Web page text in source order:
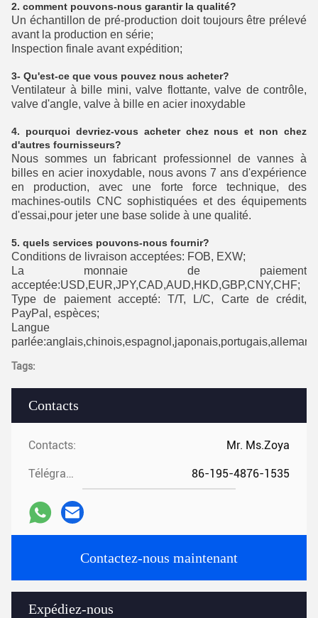
Contacts
Contacts: Mr. Ms.Zoya
Télégramme: 86-195-4876-1535
Contactez-nous maintenant
Expédiez-nous
2. comment pouvons-nous garantir la qualité?
Un échantillon de pré-production doit toujours être prélevé
avant la production en série;
Inspection finale avant expédition;
3- Qu'est-ce que vous pouvez nous acheter?
Ventilateur à bille mini, valve flottante, valve de contrôle,
valve d'angle, valve à bille en acier inoxydable
4. pourquoi devriez-vous acheter chez nous et non chez
d'autres fournisseurs?
Nous sommes un fabricant professionnel de vannes à
billes en acier inoxydable, nous avons 7 ans d'expérience
en production, avec une forte force technique, des
machines-outils CNC sophistiquées et des équipements
d'essai,pour jeter une base solide à une qualité.
5. quels services pouvons-nous fournir?
Conditions de livraison acceptées: FOB, EXW;
La monnaie de paiement
acceptée:USD,EUR,JPY,CAD,AUD,HKD,GBP,CNY,CHF;
Type de paiement accepté: T/T, L/C, Carte de crédit,
PayPal, espèces;
Langue
Tags: